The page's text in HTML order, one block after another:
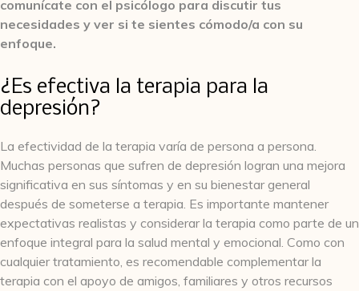
comunícate con el psicólogo para discutir tus
necesidades y ver si te sientes cómodo/a con su
enfoque.
¿Es efectiva la terapia para la
depresión?
La efectividad de la terapia varía de persona a persona.
Muchas personas que sufren de depresión logran una mejora
significativa en sus síntomas y en su bienestar general
después de someterse a terapia. Es importante mantener
expectativas realistas y considerar la terapia como parte de un
enfoque integral para la salud mental y emocional. Como con
cualquier tratamiento, es recomendable complementar la
terapia con el apoyo de amigos, familiares y otros recursos